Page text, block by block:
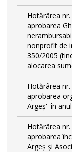
Hotărârea
aprobarea
nonprofit de
350/2005
alocarea
Hotărârea
aprobarea
Argeș'' în
Hotărârea
aprobarea
Argeș și